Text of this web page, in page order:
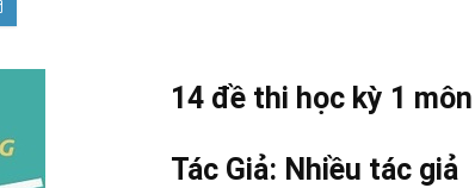
14 đề thi học kỳ 1 môn
Tác Giả: Nhiều tác giả